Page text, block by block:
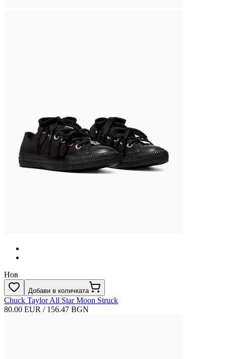
Нов
Добави в количката
Chuck Taylor All Star Moon Struck
80.00 EUR / 156.47 BGN